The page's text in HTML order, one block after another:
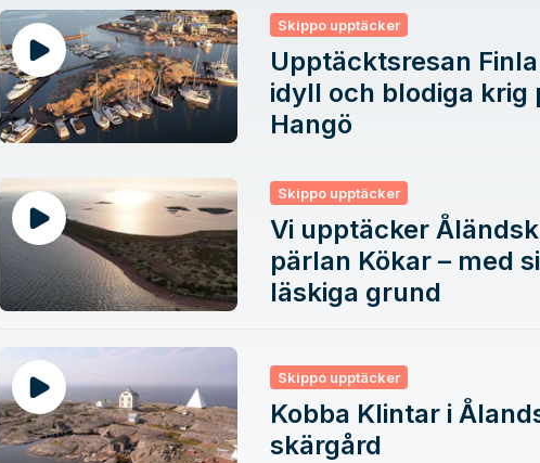
Skippo upptäcker
Upptäcktsresan
idyll och blodiga krig
Hangö
Skippo upptäcker
Vi upptäcker
pärlan Kökar – med
läskiga grund
Skippo upptäcker
Kobba Klintar i
skärgård